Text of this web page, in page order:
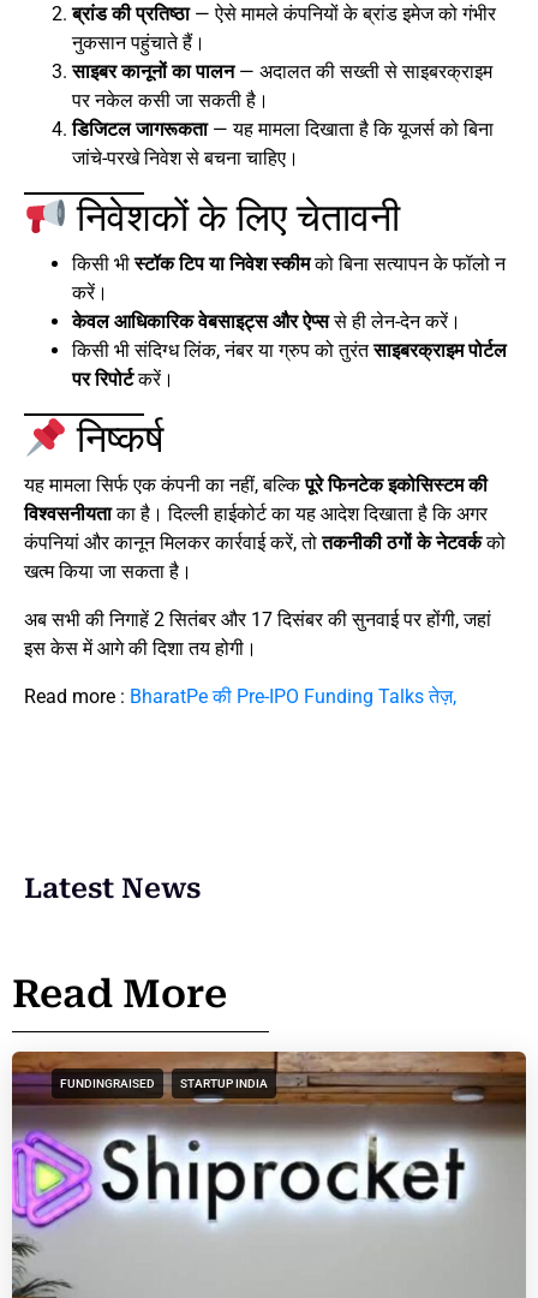
ब्रांड की प्रतिष्ठा— ऐसे मामले कंपनियों के ब्रांड इमेज को गंभीर
नुकसान पहुंचाते हैं।
साइबर कानूनों का पालन— अदालत की सख्ती से साइबरक्राइम
पर नकेल कसी जा सकती है।
डिजिटल जागरूकता— यह मामला दिखाता है कि यूजर्स को बिना
जांचे-परखे निवेश से बचना चाहिए।
निवेशकों के लिए चेतावनी
किसी भीस्टॉक टिप या निवेश स्कीमको बिना सत्यापन के फॉलो न
करें।
केवल आधिकारिक वेबसाइट्स और ऐप्ससे ही लेन-देन करें।
किसी भी संदिग्ध लिंक, नंबर या ग्रुप को तुरंतसाइबरक्राइम पोर्टल
पर रिपोर्टकरें।
निष्कर्ष
यह मामला सिर्फ एक कंपनी का नहीं, बल्किपूरे फिनटेक इकोसिस्टम की
विश्वसनीयताका है। दिल्ली हाईकोर्ट का यह आदेश दिखाता है कि अगर
कंपनियां और कानून मिलकर कार्रवाई करें, तोतकनीकी ठगों के नेटवर्कको
खत्म किया जा सकता है।
अब सभी की निगाहें 2 सितंबर और 17 दिसंबर की सुनवाई पर होंगी, जहां
इस केस में आगे की दिशा तय होगी।
Read more : BharatPe की Pre-IPO Funding Talks तेज़,
Latest News
Read More
FUNDINGRAISED STARTUP INDIA